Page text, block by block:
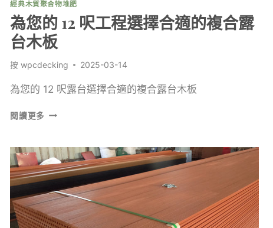
經典木質聚合物堆肥
為您的 12 呎工程選擇合適的複合露
台木板
按 wpcdecking 2025-03-14
為您的 12 呎露台選擇合適的複合露台木板
閱讀更多 為
12
呎
工
選
擇
合